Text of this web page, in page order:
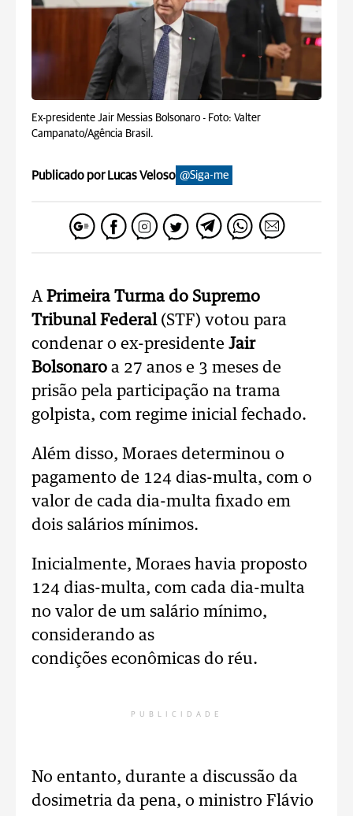
Ex-presidente Jair Messias Bolsonaro - Foto: Valter
Campanato/Agência Brasil.
Publicado por Lucas Veloso @Siga-me
A Primeira Turma do Supremo
Tribunal Federal (STF) votou para
condenar o ex-presidente Jair
Bolsonaro a 27 anos e 3 meses de
prisão pela participação na trama
golpista, com regime inicial fechado.
Além disso, Moraes determinou o
pagamento de 124 dias-multa, com o
valor de cada dia-multa fixado em
dois salários mínimos.
Inicialmente, Moraes havia proposto
124 dias-multa, com cada dia-multa
no valor de um salário mínimo,
considerando as
condições econômicas do réu.
PUBLICIDADE
No entanto, durante a discussão da
dosimetria da pena, o ministro Flávio